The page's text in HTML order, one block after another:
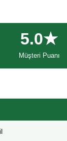
5.0★
Müşteri Puanı